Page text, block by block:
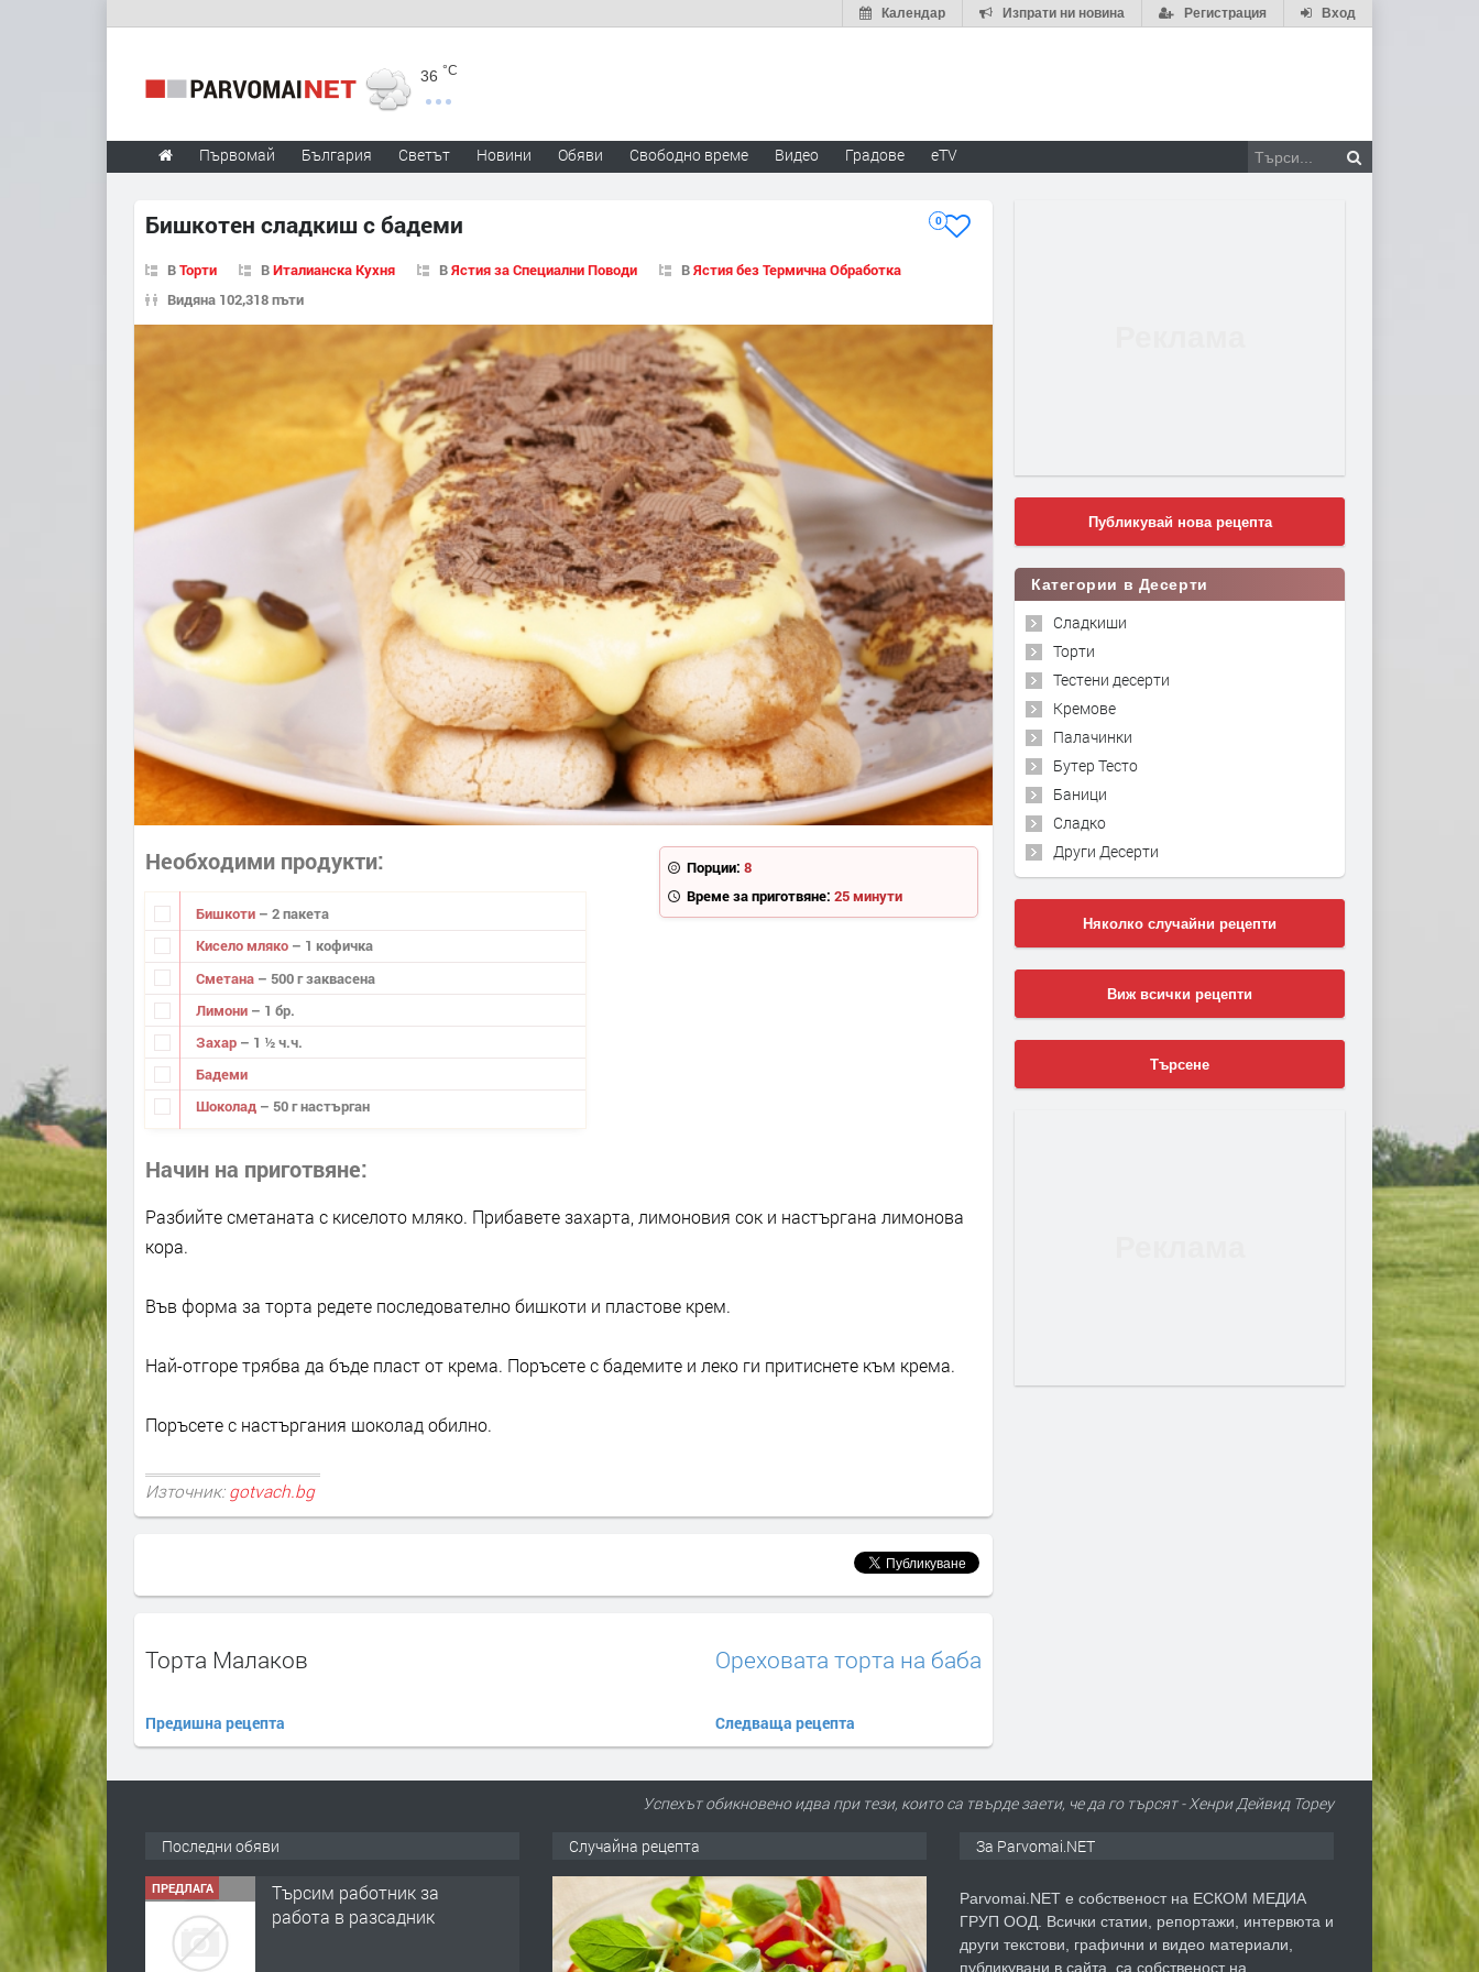
Вход
Регистрация
Изпрати ни новина
Календар
36 °C
Първомай България Светът Новини Обяви Свободно време Видео Градове eTV
Бишкотен сладкиш с бадеми 0
ВТорти ВИталианска Кухня ВЯстия за Специални Поводи ВЯстия без Термична Обработка
Видяна 102,318 пъти
Порции: 8
Време за приготвяне: 25 минути
Необходими продукти
Бишкоти – 2 пакета
Кисело мляко – 1 кофичка
Сметана – 500 г заквасена
Лимони – 1 бр.
Захар – 1 ½ ч.ч.
Бадеми
Шоколад – 50 г настърган
Начин на приготвяне
Разбийте сметаната с киселото мляко. Прибавете захарта, лимоновия сок и настъргана лимонова
кора.
Във форма за торта редете последователно бишкоти и пластове крем.
Най-отгоре трябва да бъде пласт от крема. Поръсете с бадемите и леко ги притиснете към крема.
Поръсете с настъргания шоколад обилно.
Източник: gotvach.bg
Торта Малаков
Предишна рецепта
Ореховата торта на баба
Следваща рецепта
Публикувай нова рецепта
Категории в Десерти
Сладкиши
Торти
Тестени десерти
Кремове
Палачинки
Бутер Тесто
Баници
Сладко
Други Десерти
Няколко случайни рецепти
Виж всички рецепти
Търсене
Успехът обикновено идва при тези, които са твърде заети, че да го търсят - Хенри Дейвид Тореу
Последни обяви
ПРЕДЛАГА
Търсим работник за
работа в разсадник
Случайна рецепта За Parvomai.NET
Parvomai.NET е собственост на ЕСКОМ МЕДИА
ГРУП ООД. Всички статии, репортажи, интервюта и
други текстови, графични и видео материали,
публикувани в сайта, са собственост на